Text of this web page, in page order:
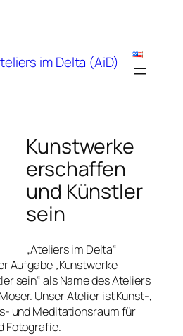
im Delta (AiD)
Kunstwerke
erschaffen
und Künstler
sein
„Ateliers im Delta“
Aufgabe „Kunstwerke
sein“ als Name des Ateliers
Unser Atelier ist Kunst-,
und Meditationsraum für
Fotografie.